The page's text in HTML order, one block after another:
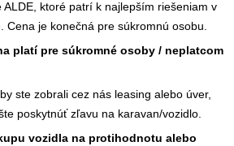
ALDE, ktoré patrí k najlepším riešeniam v
Cena je konečná pre súkromnú osobu.
platí pre súkromné osoby / neplatcom
ste zobrali cez nás leasing alebo úver,
poskytnúť zľavu na karavan/vozidlo.
vozidla na protihodnotu alebo